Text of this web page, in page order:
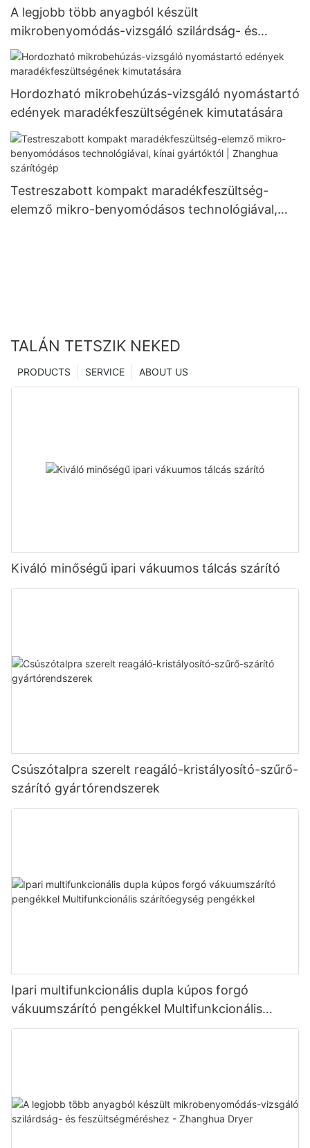
A legjobb több anyagból készült
mikrobenyomódás-vizsgáló szilárdság- és
feszültségméréshez - Zhanghua Dryer
Hordozható mikrobehúzás-vizsgáló nyomástartó
edények maradékfeszültségének kimutatására
Testreszabott kompakt maradékfeszültség-
elemző mikro-benyomódásos technológiával,
TALÁN TETSZIK NEKED
ABOUT US
SERVICE
PRODUCTS
Kiváló minőségű ipari vákuumos tálcás szárító
Csúszótalpra szerelt reagáló-kristályosító-szűrő-
szárító gyártórendszerek
Ipari multifunkcionális dupla kúpos forgó
vákuumszárító pengékkel Multifunkcionális
szárítóegység pengékkel